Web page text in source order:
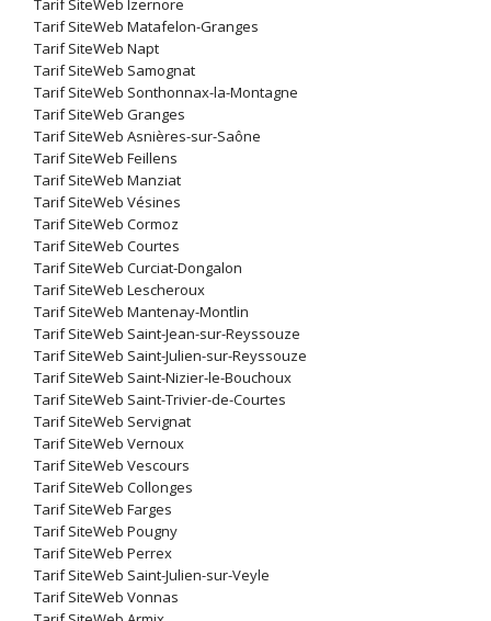
Tarif SiteWeb Izernore
Tarif SiteWeb Matafelon-Granges
Tarif SiteWeb Napt
Tarif SiteWeb Samognat
Tarif SiteWeb Sonthonnax-la-Montagne
Tarif SiteWeb Granges
Tarif SiteWeb Asnières-sur-Saône
Tarif SiteWeb Feillens
Tarif SiteWeb Manziat
Tarif SiteWeb Vésines
Tarif SiteWeb Cormoz
Tarif SiteWeb Courtes
Tarif SiteWeb Curciat-Dongalon
Tarif SiteWeb Lescheroux
Tarif SiteWeb Mantenay-Montlin
Tarif SiteWeb Saint-Jean-sur-Reyssouze
Tarif SiteWeb Saint-Julien-sur-Reyssouze
Tarif SiteWeb Saint-Nizier-le-Bouchoux
Tarif SiteWeb Saint-Trivier-de-Courtes
Tarif SiteWeb Servignat
Tarif SiteWeb Vernoux
Tarif SiteWeb Vescours
Tarif SiteWeb Collonges
Tarif SiteWeb Farges
Tarif SiteWeb Pougny
Tarif SiteWeb Perrex
Tarif SiteWeb Saint-Julien-sur-Veyle
Tarif SiteWeb Vonnas